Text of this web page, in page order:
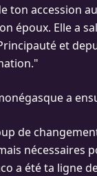
ton accession
époux. Elle a
et
a
de
nécessaires
a été ta ligne